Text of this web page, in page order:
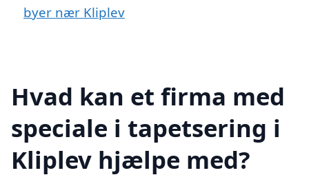
byer nær Kliplev
Hvad kan et firma med
speciale i tapetsering i
Kliplev hjælpe med?